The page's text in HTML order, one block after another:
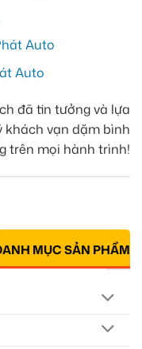
Auto
Auto
đã tin tưởng và lựa
khách vạn dặm bình
trên mọi hành trình!
MỤC SẢN PHẨM